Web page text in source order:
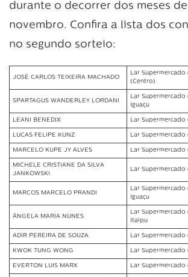
durante o decorrer dos meses
novembro. Confira a lista dos
no segundo sorteio:
JOSÉ CARLOS TEIXEIRA MACHADO
Lar
(Centro)
SPARTAGUS WANDERLEY LORDANI
Lar
Iguaçu
LEANI BENEDIX Lar Supermercado
LUCAS FELIPE KUNZ Lar Supermercado
MARCELO KUPE JY ALVES Lar Supermercado
MICHELE CRISTIANE DA SILVA
JANKOWSKI
Lar Supermercado
MARCOS MARCELO PRANDI
Lar
Iguaçu
NGELA MARIA NUNES
Lar Supermercado
Itaipu
ADIR PEREIRA DE SOUZA Lar
KWOK TUNG WONG Lar
EVERTON LUIS MARX Lar